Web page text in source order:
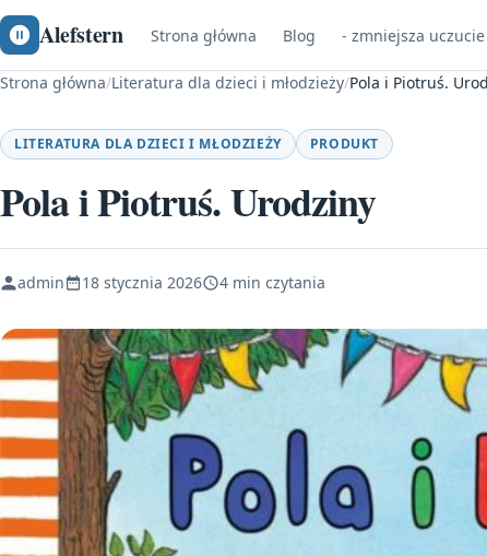
Alefstern Strona główna Blog - zmniejsza
Strona główna/Literatura dla dzieci i młodzieży/Pola i Piotruś.
LITERATURA DLA DZIECI I MŁODZIEŻY PRODUKT
Pola i Piotruś. Urodziny
admin 18 stycznia 2026 4 min czytania